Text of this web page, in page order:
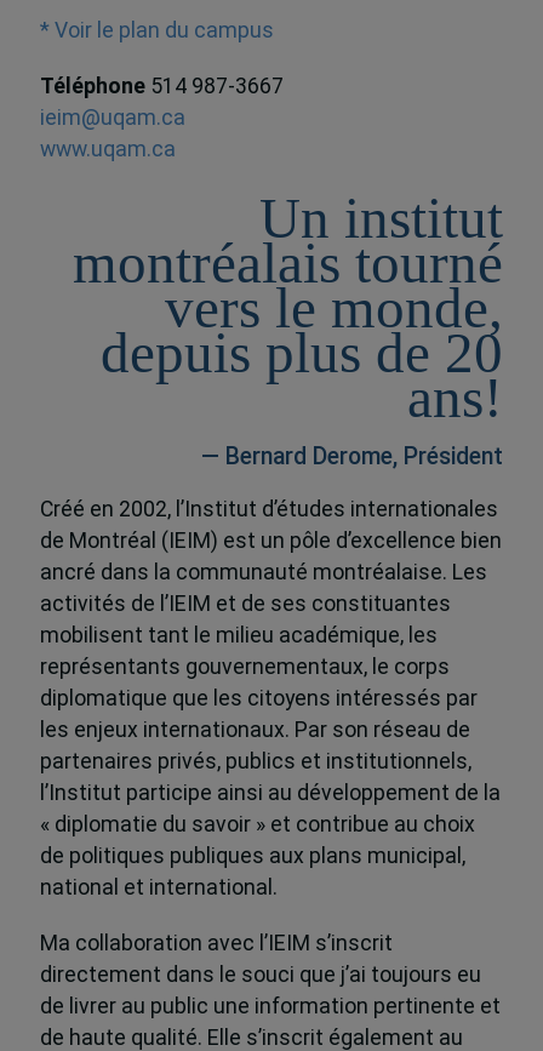
* Voir le plan du campus
Téléphone 514 987-3667
ieim@uqam.ca
www.uqam.ca
Un institut
montréalais tourné
vers le monde,
depuis plus de 20
ans!
— Bernard Derome, Président
Créé en 2002, l’Institut d’études internationales
de Montréal (IEIM) est un pôle d’excellence bien
ancré dans la communauté montréalaise. Les
activités de l’IEIM et de ses constituantes
mobilisent tant le milieu académique, les
représentants gouvernementaux, le corps
diplomatique que les citoyens intéressés par
les enjeux internationaux. Par son réseau de
partenaires privés, publics et institutionnels,
l’Institut participe ainsi au développement de la
« diplomatie du savoir » et contribue au choix
de politiques publiques aux plans municipal,
national et international.
Ma collaboration avec l’IEIM s’inscrit
directement dans le souci que j’ai toujours eu
de livrer au public une information pertinente et
de haute qualité. Elle s’inscrit également au